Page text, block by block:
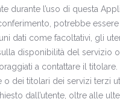
durante l’uso di questa
potrebbe
dati come facoltativi, gli
disponibilità del servizio
a contattare il
dei titolari dei servizi terzi
dall’utente, oltre alle